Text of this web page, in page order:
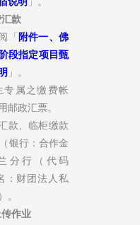
款
「 附件一、佛
段指定项目甄
」。
专属之缴费帐
邮政汇票。
款、临柜缴款
银行：合作金
分行（代码
：财团法人私
。
作业